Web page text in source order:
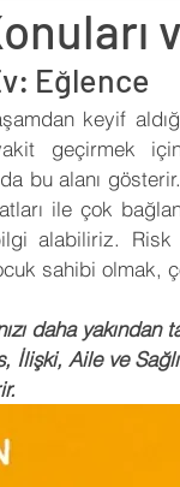
Burç Yorumları
Öngörü
Eğlence
keyif
geçirmek
da bu alanı
ile çok
alabiliriz. Risk
sahibi olmak,
daha yakından
İlişki, Aile ve